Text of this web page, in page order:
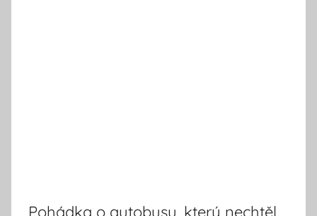
Pohádka o autobusu, který nechtěl